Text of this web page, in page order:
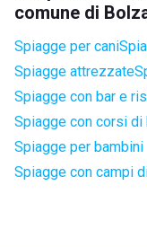
comune di
Spiagge per cani
Spiagge attrezzate
Spiagge con bar e
Spiagge con corsi
Spiagge per bambini
Spiagge con campi